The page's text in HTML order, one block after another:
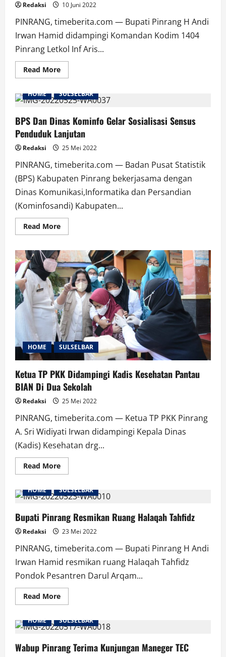
Redaksi 10 Juni 2022
PINRANG, timeberita.com — Bupati Pinrang H Andi
Irwan Hamid didampingi Komandan Kodim 1404
Pinrang Letkol Inf Aris...
Read MoreRead
more
Pinrang
Berkunjung
Lokasi
Diklat
Prajurit
TNI
AL
HOME SULSELBAR
BPS Dan Dinas Kominfo Gelar Sosialisasi Sensus
Penduduk Lanjutan
Redaksi 25 Mei 2022
PINRANG, timeberita.com — Badan Pusat Statistik
(BPS) Kabupaten Pinrang bekerjasama dengan
Dinas Komunikasi,Informatika dan Persandian
(Kominfosandi) Kabupaten...
Read MoreRead
more
Dan
Dinas
Kominfo
Gelar
Sosialisasi
Sensus
Penduduk
Lanjutan
HOME SULSELBAR
Ketua TP PKK Didampingi Kadis Kesehatan Pantau
BIAN Di Dua Sekolah
Redaksi 25 Mei 2022
PINRANG, timeberita.com — Ketua TP PKK Pinrang
A. Sri Widiyati Irwan didampingi Kepala Dinas
(Kadis) Kesehatan drg...
Read MoreRead
more
TP
PKK
Kadis
Kesehatan
Pantau
BIAN
Dua
Sekolah
HOME SULSELBAR
Bupati Pinrang Resmikan Ruang Halaqah Tahfidz
Redaksi 23 Mei 2022
PINRANG, timeberita.com — Bupati Pinrang H Andi
Irwan Hamid resmikan ruang Halaqah Tahfidz
Pondok Pesantren Darul Arqam...
Read MoreRead
more
Pinrang
Resmikan
Halaqah
Tahfidz
HOME SULSELBAR
Wabup Pinrang Terima Kunjungan Maneger TEC